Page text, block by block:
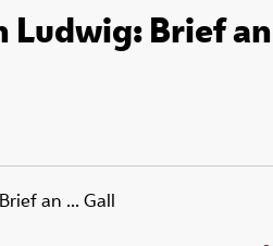
Brief
Brief an ... Gall